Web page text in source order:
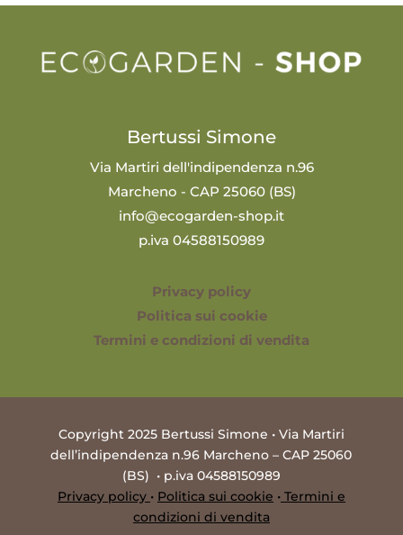
Bertussi Simone
Via Martiri dell'indipendenza n.96
Marcheno - CAP 25060 (BS)
info@ecogarden-shop.it
p.iva 04588150989
Privacy policy
Politica sui cookie
Termini e condizioni di vendita
Copyright 2025 Bertussi Simone • Via Martiri
dell’indipendenza n.96 Marcheno – CAP 25060
(BS) • p.iva 04588150989
Privacy policy • Politica sui cookie •Termini e
condizioni di vendita